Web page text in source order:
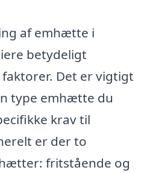
af emhætte i
betydeligt
Det er vigtigt
type emhætte du
krav til
er der to
fritstående og